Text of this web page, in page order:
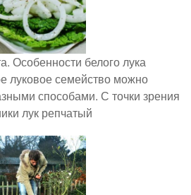
Особенности белого лука
луковое семейство можно
способами. С точки зрения
лук репчатый